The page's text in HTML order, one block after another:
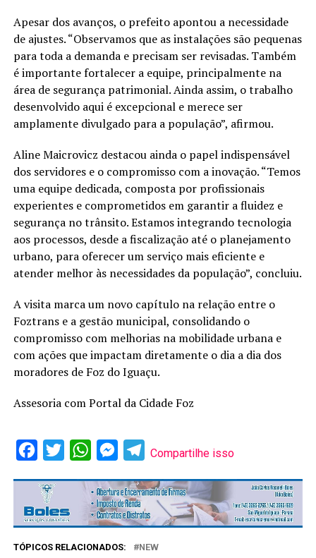
Apesar dos avanços, o prefeito apontou a necessidade
de ajustes. “Observamos que as instalações são pequenas
para toda a demanda e precisam ser revisadas. Também
é importante fortalecer a equipe, principalmente na
área de segurança patrimonial. Ainda assim, o trabalho
desenvolvido aqui é excepcional e merece ser
amplamente divulgado para a população”, afirmou.
Aline Maicrovicz destacou ainda o papel indispensável
dos servidores e o compromisso com a inovação. “Temos
uma equipe dedicada, composta por profissionais
experientes e comprometidos em garantir a fluidez e
segurança no trânsito. Estamos integrando tecnologia
aos processos, desde a fiscalização até o planejamento
urbano, para oferecer um serviço mais eficiente e
atender melhor às necessidades da população”, concluiu.
A visita marca um novo capítulo na relação entre o
Foztrans e a gestão municipal, consolidando o
compromisso com melhorias na mobilidade urbana e
com ações que impactam diretamente o dia a dia dos
moradores de Foz do Iguaçu.
Assesoria com Portal da Cidade Foz
Facebook
Twitter WhatsAppMessenger
Telegram
Compartilhe isso
TÓPICOS RELACIONADOS: NEW